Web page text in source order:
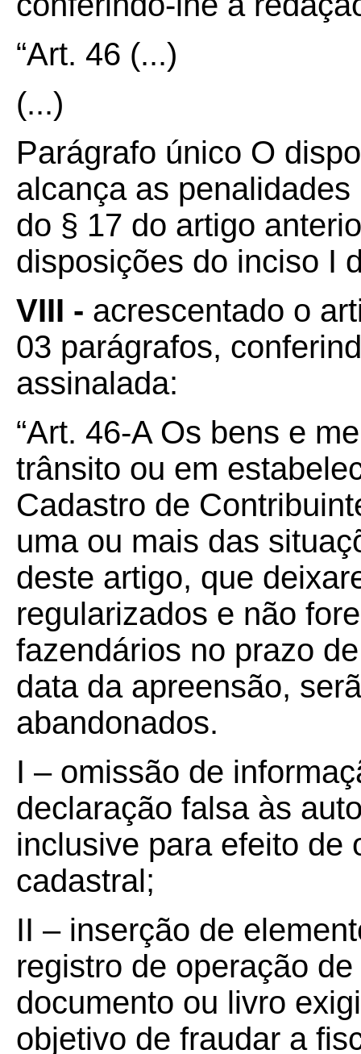
“Art. 46 (...)
(...)
Parágrafo único O
alcança as
do § 17 do artigo
disposições do inciso I
VIII - acrescentado o
03 parágrafos,
assinalada:
“Art. 46-A Os bens e
trânsito ou em
Cadastro de
uma ou mais das
deste artigo, que
regularizados e não
fazendários no prazo
data da apreensão,
abandonados.
I – omissão de
declaração falsa às
inclusive para efeito de
cadastral;
II – inserção de
registro de operação
documento ou livro
objetivo de fraudar a